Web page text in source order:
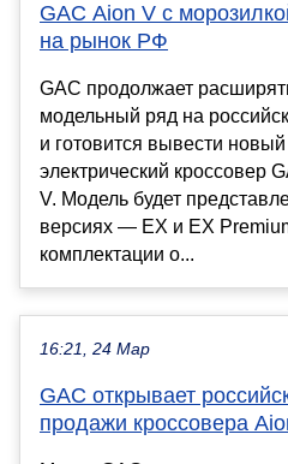
GAC Aion V с
на рынок РФ
GAC продолжает
модельный ряд на
и готовится вывести новый
электрический кроссовер
V. Модель будет
версиях — EX и EX
комплектации о...
16:21, 24 Мар
GAC открывает
продажи кроссовера